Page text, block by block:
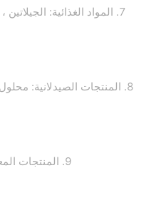
7. المواد الغذائية:
8. المنتجات الصيدلانية:
9. المنتجات المعدنية: الفحم الناعم ، الخبث ، إلخ.